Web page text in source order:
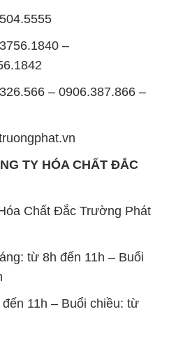
–
– 0906.387.866 –
TY HÓA CHẤT ĐẮC
Chất Đắc Trường Phát
từ 8h đến 11h – Buổi
11h – Buổi chiều: từ